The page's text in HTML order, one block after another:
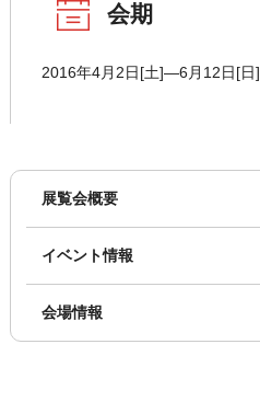
会期
2016年4月2日[土]―6月12日[日]
展覧会概要
イベント情報
会場情報